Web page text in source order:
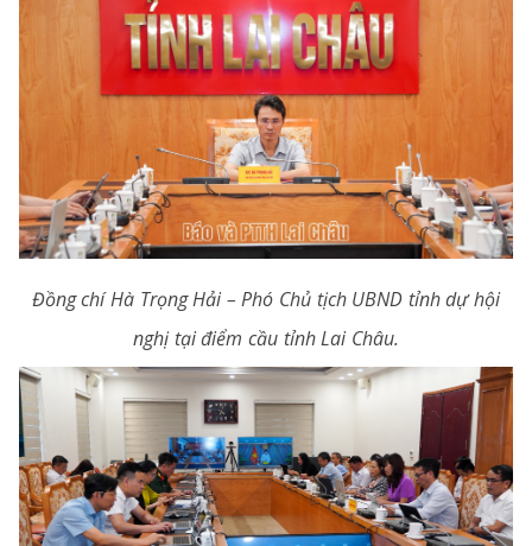
Đồng chí Hà Trọng Hải – Phó Chủ tịch UBND tỉnh dự hội
nghị tại điểm cầu tỉnh Lai Châu.